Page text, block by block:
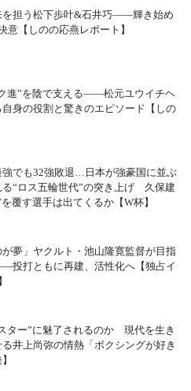
を担う松下歩叶&石井巧――輝き始め
意【しのの応燕レポート】
進”を陰で支える――松元ユウイチヘ
身の役割と驚きのエピソード【しの
強でも32強敗退…日本が強豪国に並ぶ
“ロス五輪世代”の突き上げ 久保建
覆す選手は出てくるか【W杯】
が夢」ヤクルト・池山隆寛監督が目指
投打ともに再建、活性化へ【独占イ
ター”に魅了されるのか 現代を生き
井上尚弥の情熱「ボクシングが好き